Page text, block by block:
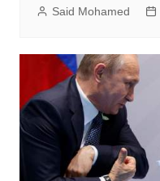
Said Mohamed